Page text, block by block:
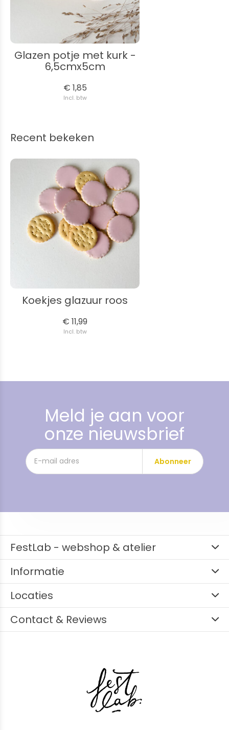
Glazen potje met kurk -
6,5cmx5cm
€ 1,85
Incl. btw
Recent bekeken
Koekjes glazuur roos
€ 11,99
Incl. btw
Meld je aan voor
onze nieuwsbrief
Abonneer
FestLab - webshop & atelier
Informatie
Locaties
Contact & Reviews